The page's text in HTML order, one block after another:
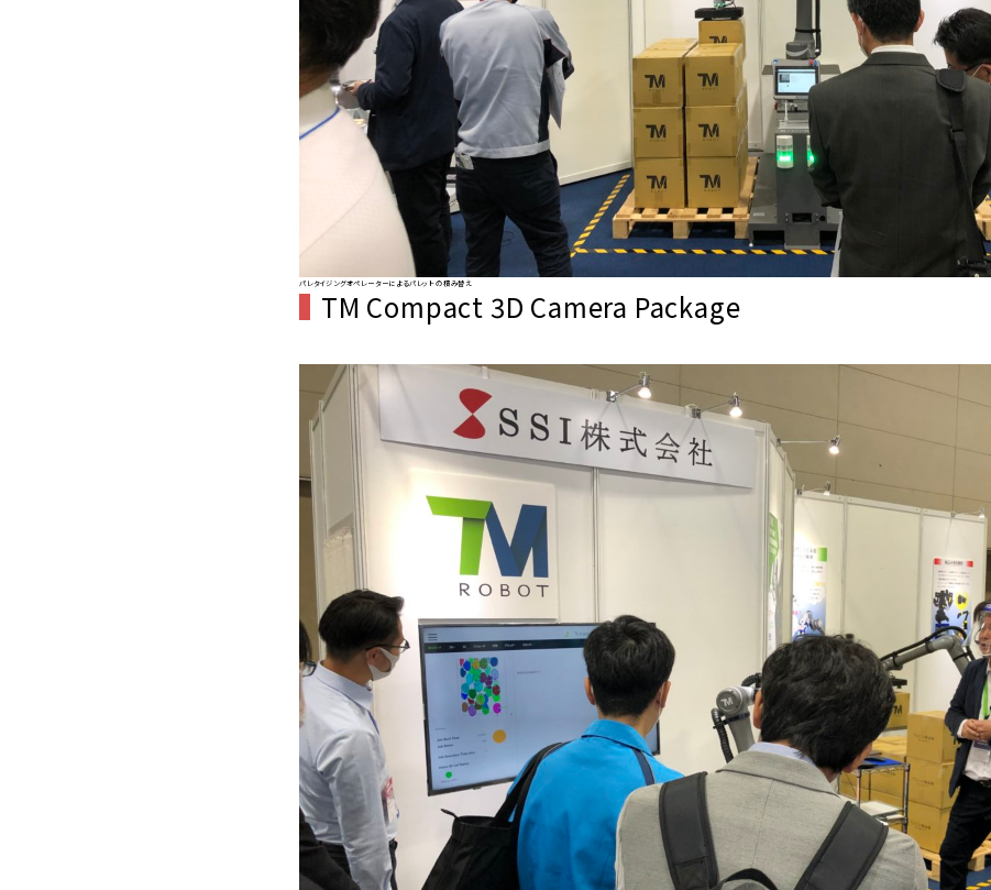
パレタイジングオペレーターによるパレットの積み替え
TM Compact 3D Camera Package